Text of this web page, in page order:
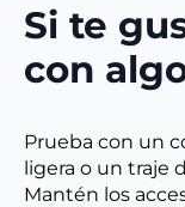
Si te
con
Prueba con un
ligera o un traje
Mantén los